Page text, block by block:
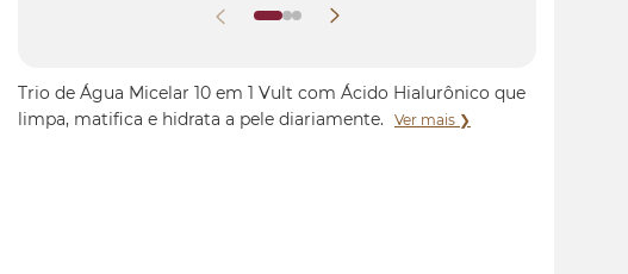
Trio de Água Micelar 10 em 1 Vult com Ácido Hialurônico que
limpa, matifica e hidrata a pele diariamente.
Ver mais ❯